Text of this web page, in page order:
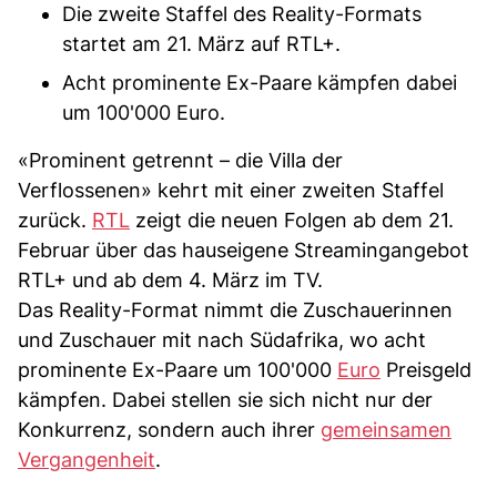
Die zweite Staffel des Reality-Formats
startet am 21. März auf RTL+.
Acht prominente Ex-Paare kämpfen dabei
um 100'000 Euro.
«Prominent getrennt – die Villa der
Verflossenen» kehrt mit einer zweiten Staffel
zurück. RTL zeigt die neuen Folgen ab dem 21.
Februar über das hauseigene Streamingangebot
RTL+ und ab dem 4. März im TV.
Das Reality-Format nimmt die Zuschauerinnen
und Zuschauer mit nach Südafrika, wo acht
prominente Ex-Paare um 100'000 Euro Preisgeld
kämpfen. Dabei stellen sie sich nicht nur der
Konkurrenz, sondern auch ihrer gemeinsamen
Vergangenheit.